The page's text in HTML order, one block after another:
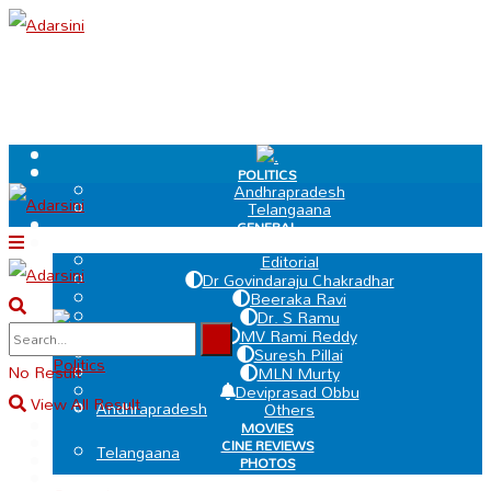
.
POLITICS
Andhrapradesh
Telangaana
GENERAL
Editorial
Dr Govindaraju Chakradhar
Beeraka Ravi
Dr. S Ramu
MV Rami Reddy
Suresh Pillai
MLN Murty
Deviprasad Obbu
Others
MOVIES
CINE REVIEWS
PHOTOS
VIDEOS
.
Politics
Andhrapradesh
Telangaana
No Result
View All Result